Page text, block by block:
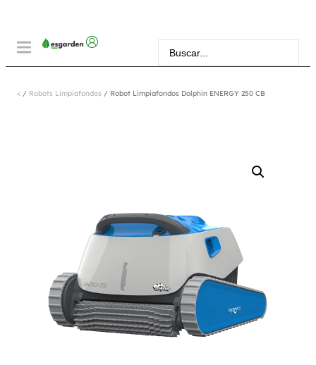
< / Robots Limpiafondos / Robot Limpiafondos Dolphin ENERGY 250 CB